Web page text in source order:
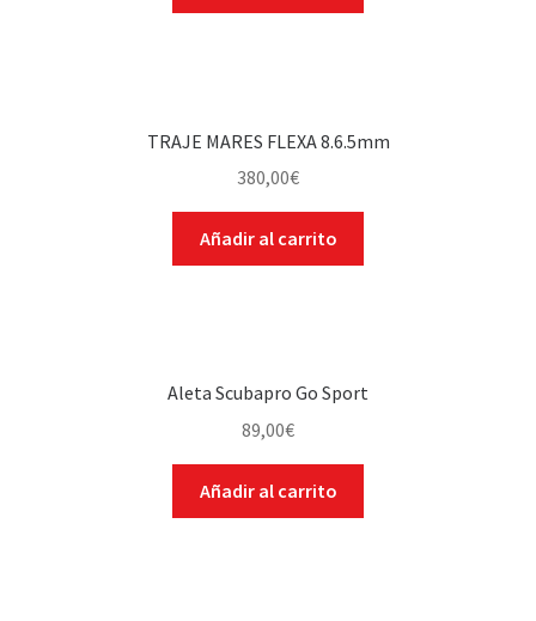
TRAJE MARES FLEXA 8.6.5mm
380,00€
Añadir al carrito
Aleta Scubapro Go Sport
89,00€
Añadir al carrito